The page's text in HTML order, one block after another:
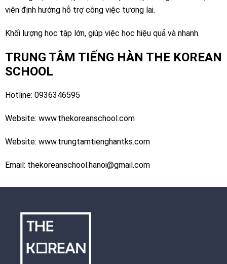
viên định hướng hỗ trợ công việc tương lai.
Khối lượng học tập lớn, giúp việc học hiệu quả và nhanh.
TRUNG TÂM TIẾNG HÀN THE KOREAN
SCHOOL
Hotline: 0936346595
Website: www.thekoreanschool.com
Website: www.trungtamtienghantks.com
Email: thekoreanschool.hanoi@gmail.com